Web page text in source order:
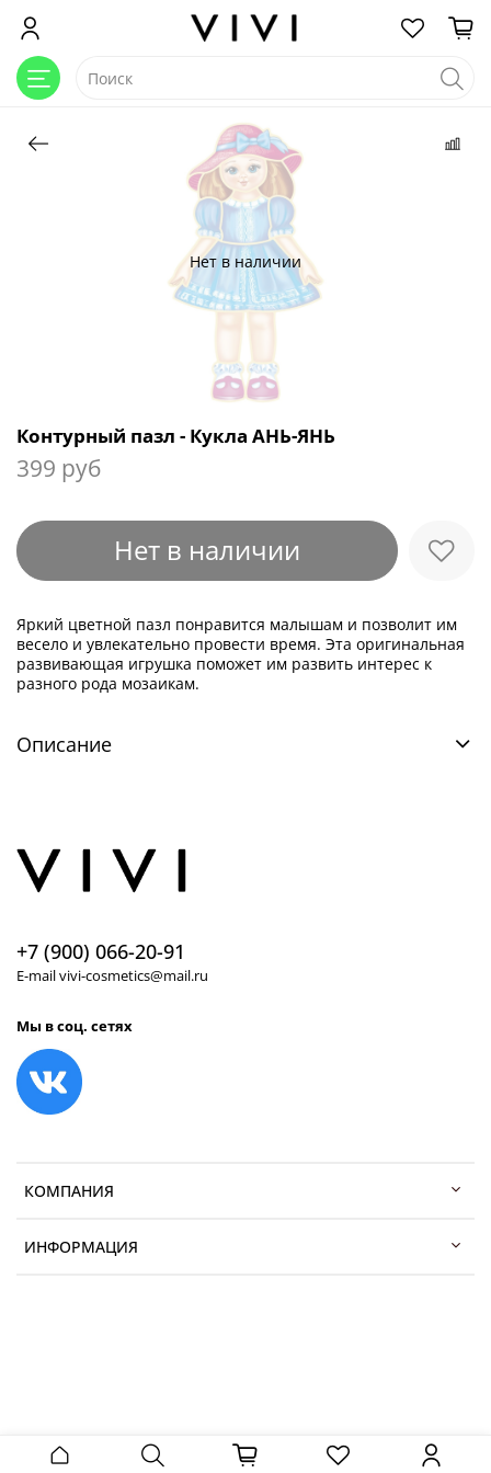
Нет в наличии
Контурный пазл - Кукла АНЬ-ЯНЬ
399 руб
Нет в наличии
Яркий цветной пазл понравится малышам и позволит им
весело и увлекательно провести время. Эта оригинальная
развивающая игрушка поможет им развить интерес к
разного рода мозаикам.
Описание
КОМПАНИЯ
ИНФОРМАЦИЯ
+7 (900) 066-20-91
E-mail vivi-cosmetics@mail.ru
Мы в соц. сетях